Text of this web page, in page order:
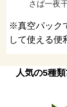
さば一夜
※真空パック
して使える便
人気の5種